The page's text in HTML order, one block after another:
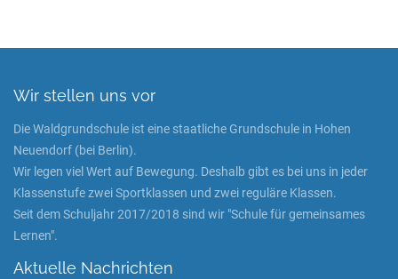
Wir stellen uns vor
Die Waldgrundschule ist eine staatliche Grundschule in Hohen
Neuendorf (bei Berlin).
Wir legen viel Wert auf Bewegung. Deshalb gibt es bei uns in jeder
Klassenstufe zwei Sportklassen und zwei reguläre Klassen.
Seit dem Schuljahr 2017/2018 sind wir "Schule für gemeinsames
Lernen".
Aktuelle Nachrichten